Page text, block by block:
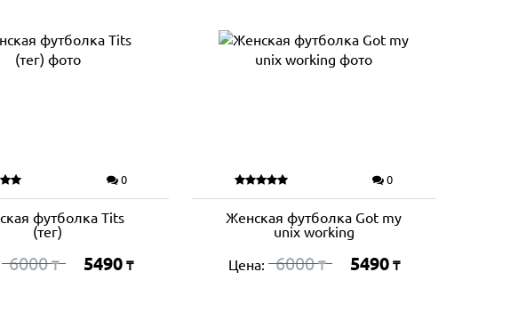
0
футболка Tits
(тег)
6000₸ 5490 ₸
0
Женская футболка Got my
unix working
Цена: 6000₸ 5490 ₸